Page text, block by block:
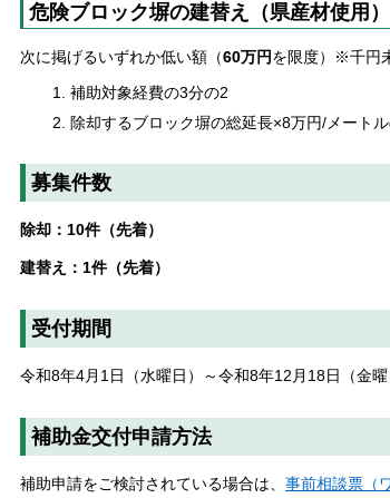
危険ブロック塀の建替え（県産材使用）
次に掲げるいずれか低い額（60万円を限度）※千円
補助対象経費の3分の2
除却するブロック塀の総延長×8万円/メート
募集件数
除却：10件（先着）
建替え：1件（先着）
受付期間
令和8年4月1日（水曜日）～令和8年12月18日（金
補助金交付申請方法
補助申請をご検討されている場合は、 事前相談票（